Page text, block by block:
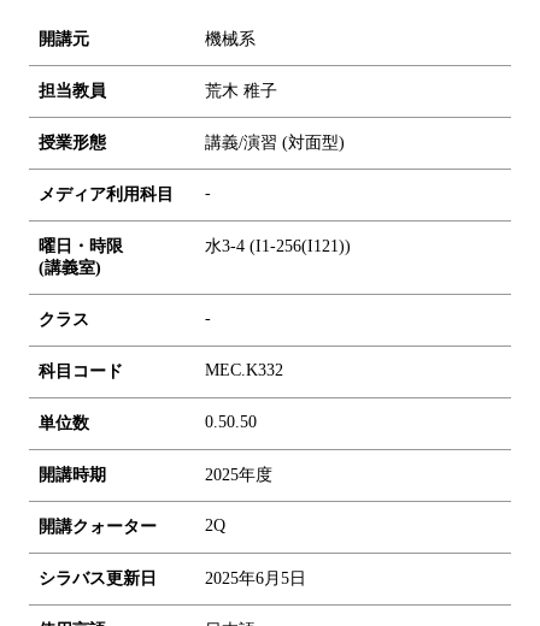
開講元 機械系
担当教員 荒木 稚子
授業形態 講義/演習 (対面型)
メディア利用科目 -
曜日・時限
(講義室)
水3-4 (I1-256(I121))
クラス -
科目コード MEC.K332
単位数 0.50.50
開講時期 2025年度
開講クォーター 2Q
シラバス更新日 2025年6月5日